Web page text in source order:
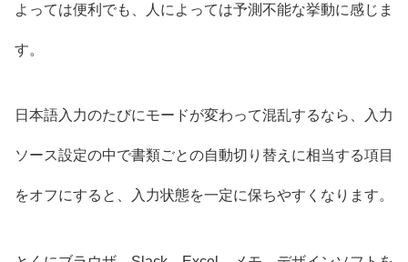
よっては便利でも、人によっては予測不能な挙動に感じま
す。
日本語入力のたびにモードが変わって混乱するなら、入力
ソース設定の中で書類ごとの自動切り替えに相当する項目
をオフにすると、入力状態を一定に保ちやすくなります。